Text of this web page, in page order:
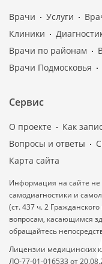
Врачи Услуги
Клиники
Врачи по районам
Врачи Подмосковья
Сервис
О проекте Как
Вопросы и ответы
Карта сайта
Информация на сайте не
самодиагностики и
(ст. 437 ч. 2
вопросам, касающимся
обращайтесь
Лицензии медицинских
ЛО-77-01-016533 от